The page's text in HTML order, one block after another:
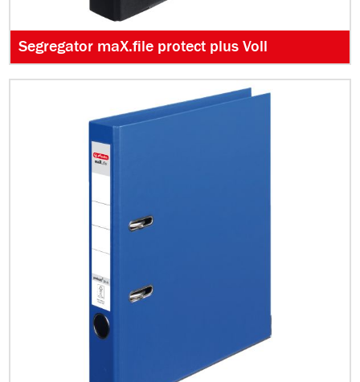
Segregator maX.file protect plus Voll